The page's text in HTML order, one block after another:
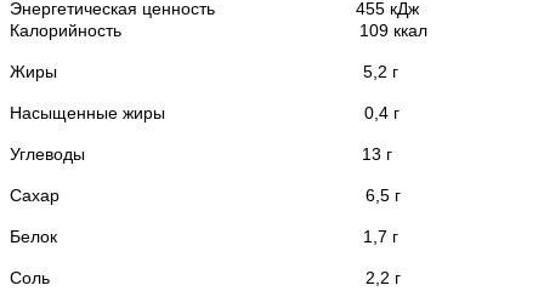
Энергетическая ценность 455 кДж
Калорийность 109 ккал
Жиры 5,2 г
Насыщенные жиры 0,4 г
Углеводы 13 г
Сахар 6,5 г
Белок 1,7 г
Соль 2,2 г